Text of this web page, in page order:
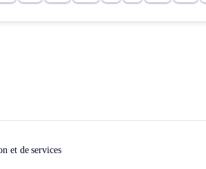
et de services